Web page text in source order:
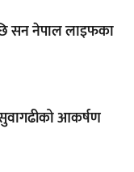
सन नेपाल लाइफका
आकर्षण